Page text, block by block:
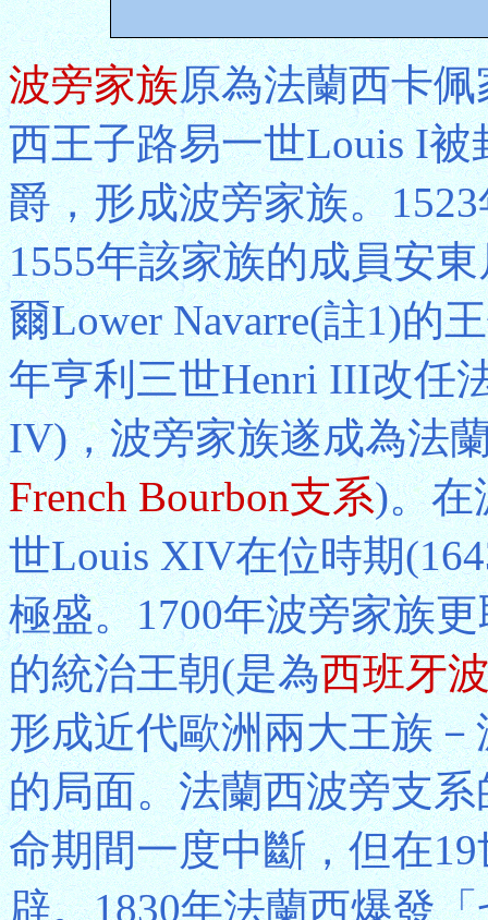
波旁家族原為法蘭西卡
西王子路易一世Louis I
爵，形成波旁家族。
1555年該家族的成員安
爾Lower Navarre(註1)的
年亨利三世Henri III改任
IV)，波旁家族遂成為法
French Bourbon支系)。在
世Louis XIV在位時期
極盛。1700年波旁家族
的統治王朝(是為西班牙
形成近代歐洲兩大王族
的局面。法蘭西波旁支
命期間一度中斷，但在
辟。1830年法蘭西爆發